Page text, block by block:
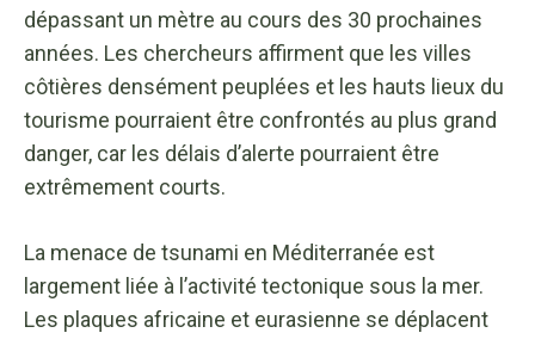
dépassant un mètre au cours des 30 prochaines
années. Les chercheurs affirment que les villes
côtières densément peuplées et les hauts lieux du
tourisme pourraient être confrontés au plus grand
danger, car les délais d’alerte pourraient être
extrêmement courts.
La menace de tsunami en Méditerranée est
largement liée à l’activité tectonique sous la mer.
Les plaques africaine et eurasienne se déplacent